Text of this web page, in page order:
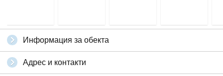
Информация за обекта
Адрес и контакти